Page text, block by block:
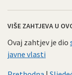
VIŠE ZAHTJEVA U
Ovaj zahtjev je dio
javne vlasti